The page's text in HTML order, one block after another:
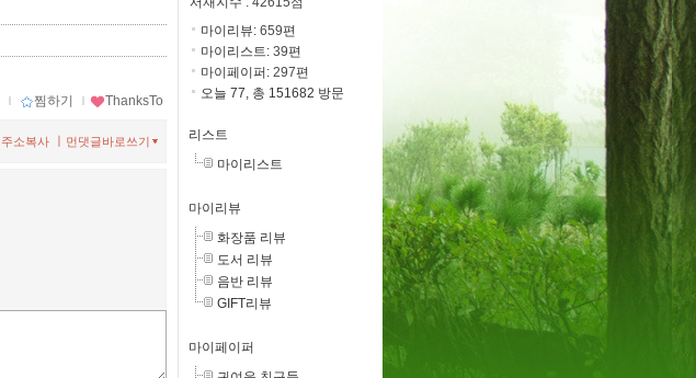
마이리뷰: 659편
마이리스트: 39편
마이페이퍼: 297편
오늘 77, 총 151682 방문
리스트
마이리스트
마이리뷰
화장품 리뷰
도서 리뷰
음반 리뷰
GIFT리뷰
마이페이퍼
ｌ 찜하기 ｌ ThanksTo
먼댓글바로쓰기
주소복사